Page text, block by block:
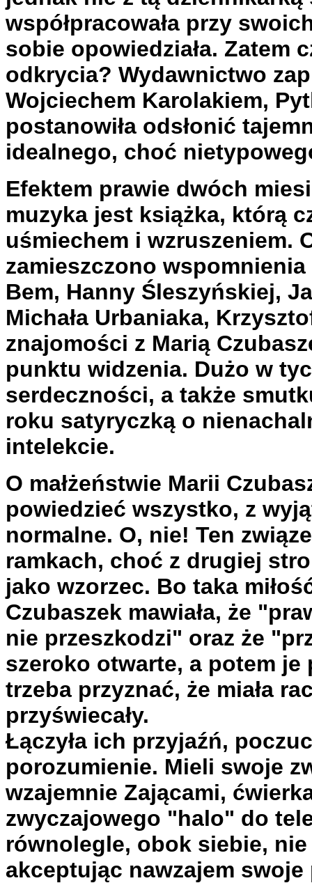
współpracowała przy
sobie opowiedziała. Zatem
odkrycia? Wydawnictwo
Wojciechem Karolakiem,
postanowiła odsłonić
idealnego, choć
Efektem prawie dwóch
muzyka jest książka, którą
uśmiechem i wzruszeniem.
zamieszczono
Bem, Hanny Śleszyńskiej,
Michała Urbaniaka,
znajomości z Marią
punktu widzenia. Dużo w
serdeczności, a także
roku satyryczką o
intelekcie.
O małżeństwie Marii
powiedzieć wszystko, z
normalne. O, nie! Ten
ramkach, choć z drugiej
jako wzorzec. Bo taka
Czubaszek mawiała, że
nie przeszkodzi" oraz że
szeroko otwarte, a potem
trzeba przyznać, że miała
przyświecały.
Łączyła ich przyjaźń,
porozumienie. Mieli swoje
wzajemnie Zającami,
zwyczajowego "halo" do
równolegle, obok siebie,
akceptując nawzajem